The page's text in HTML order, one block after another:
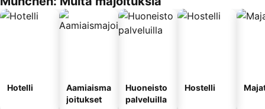
Hotelli
Aamiaisma
joitukset
Huoneisto
palveluilla
Hostelli